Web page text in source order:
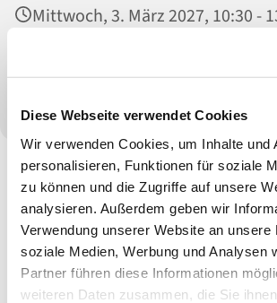
Diese Webseite verwendet Cookies
Wir verwenden Cookies, um Inhalte und
personalisieren, Funktionen für soziale
zu können und die Zugriffe auf unsere
analysieren. Außerdem geben wir
Verwendung unserer Website an unsere
soziale Medien, Werbung und Analysen
Partner führen diese Informationen
weiteren Daten zusammen, die Sie
Mittwoch, 3. März 2027, 10:30 -
Fahrradwerkstatt,
Die Reparatur Ihres Fahrrades erfolgt mit
eine Spende in Höhe des
durch fachkundige ehrenamtliche
Diakonischen Werkes.